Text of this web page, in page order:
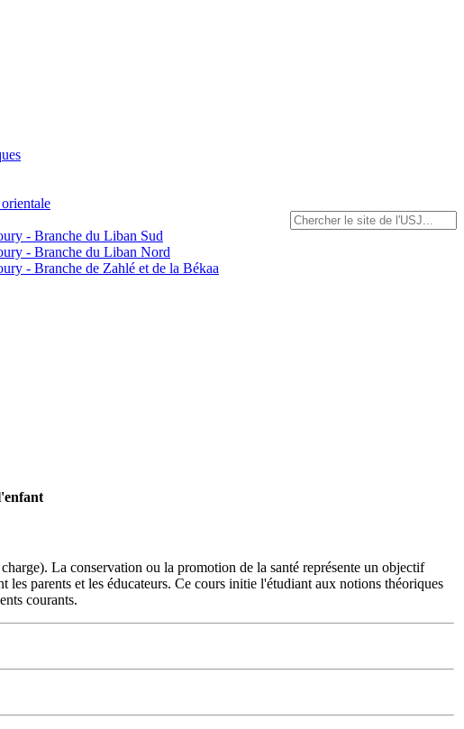
- Branche du Liban Sud
- Branche du Liban Nord
- Branche de Zahlé et de la Békaa
La conservation ou la promotion de la santé représente un objectif
parents et les éducateurs. Ce cours initie l'étudiant aux notions théoriques
courants.